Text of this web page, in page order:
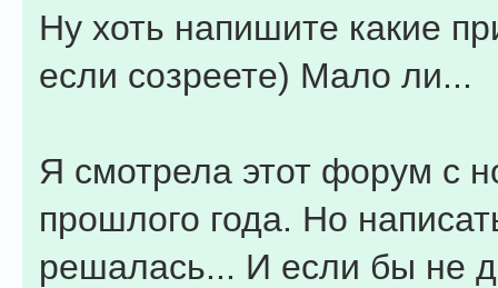
Ну хоть напишите какие
если созреете) Мало ли...
Я смотрела этот форум с
прошлого года. Но
решалась... И если бы не